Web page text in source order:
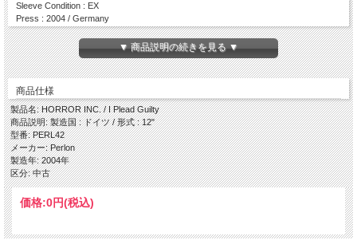
Sleeve Condition : EX
Press : 2004 / Germany
Side A
・ The Vanishing
・ In My Garden
▼ 商品説明の続きを見る ▼
商品仕様
製品名: HORROR INC. / I Plead Guilty
商品説明: 製造国 : ドイツ / 形式 : 12"
型番: PERL42
メーカー: Perlon
製造年: 2004年
区分: 中古
価格:0円(税込)